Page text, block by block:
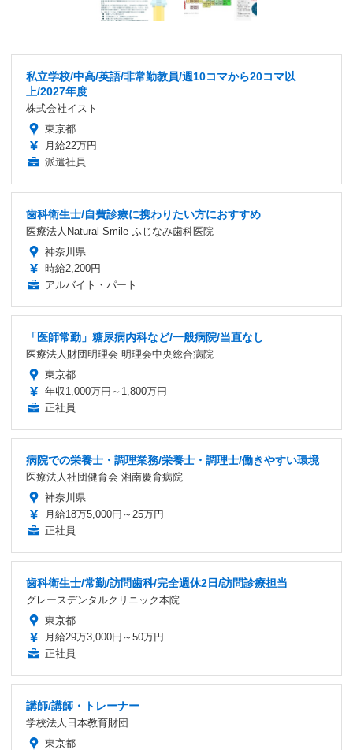
私立学校/中高/英語/非常勤教員/週10コマから20コマ以
上/2027年度
株式会社イスト
東京都
月給22万円
派遣社員
歯科衛生士/自費診療に携わりたい方におすすめ
医療法人Natural Smile ふじなみ歯科医院
神奈川県
時給2,200円
アルバイト・パート
「医師常勤」糖尿病内科など/一般病院/当直なし
医療法人財団明理会 明理会中央総合病院
東京都
年収1,000万円～1,800万円
正社員
病院での栄養士・調理業務/栄養士・調理士/働きやすい環境
医療法人社団健育会 湘南慶育病院
神奈川県
月給18万5,000円～25万円
正社員
歯科衛生士/常勤/訪問歯科/完全週休2日/訪問診療担当
グレースデンタルクリニック本院
東京都
月給29万3,000円～50万円
正社員
講師/講師・トレーナー
学校法人日本教育財団
東京都